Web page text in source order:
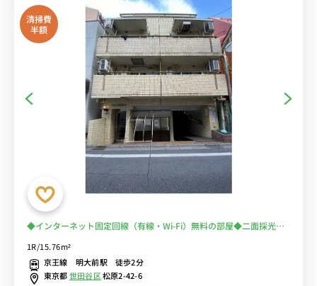
清掃費
半額
◆インターネット固定回線（有線・Wi-Fi）無料の部屋◆二面採光で
治大学和泉キャンパスの通学・通勤におススメ！電車に乗らずに安心
♪
1R/15.76m²
京王線 明大前駅 徒歩2分
東京都世田谷区松原2-42-6